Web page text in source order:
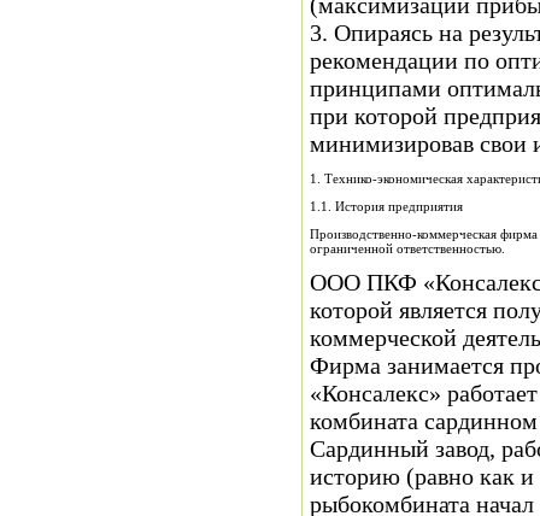
3. Опираясь на
рекомендации по
принципами
при которой
минимизировав свои
1. Технико-экономическая
1.1. История предприятия
Производственно-коммерческая
ограниченной ответственностью.
ООО ПКФ
которой является
коммерческой
Фирма занимается
«Консалекс»
комбината сардинном
Сардинный завод,
историю (равно как
рыбокомбината начал